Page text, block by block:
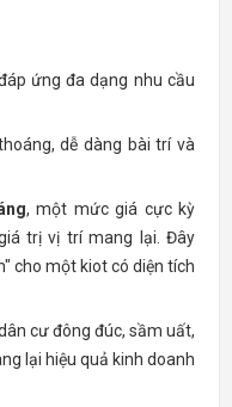
ứng đa dạng nhu cầu
dễ dàng bài trí và
, một mức giá cực kỳ
trị vị trí mang lại. Đây
cho một kiot có diện tích
cư đông đúc, sầm uất,
lại hiệu quả kinh doanh